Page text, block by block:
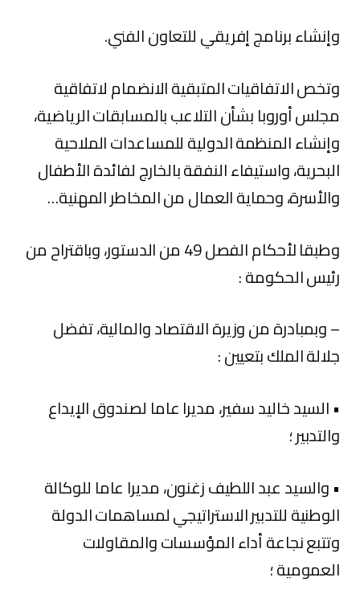
وإنشاء برنامج إفريقي للتعاون الفني.
وتخص الاتفاقيات المتبقية الانضمام لاتفاقية
مجلس أوروبا بشأن التلاعب بالمسابقات الرياضية،
وإنشاء المنظمة الدولية للمساعدات الملاحية
البحرية، واستيفاء النفقة بالخارج لفائدة الأطفال
والأسرة، وحماية العمال من المخاطر المهنية…
وطبقا لأحكام الفصل 49 من الدستور، وباقتراح من
رئيس الحكومة :
– وبمبادرة من وزيرة الاقتصاد والمالية، تفضل
جلالة الملك بتعيين :
• السيد خاليد سفير، مديرا عاما لصندوق الإيداع
والتدبير ؛
• والسيد عبد اللطيف زغنون، مديرا عاما للوكالة
الوطنية للتدبير الاستراتيجي لمساهمات الدولة
وتتبع نجاعة أداء المؤسسات والمقاولات
العمومية ؛